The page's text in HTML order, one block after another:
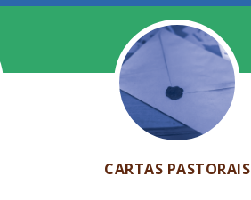
CARTAS PASTORAIS